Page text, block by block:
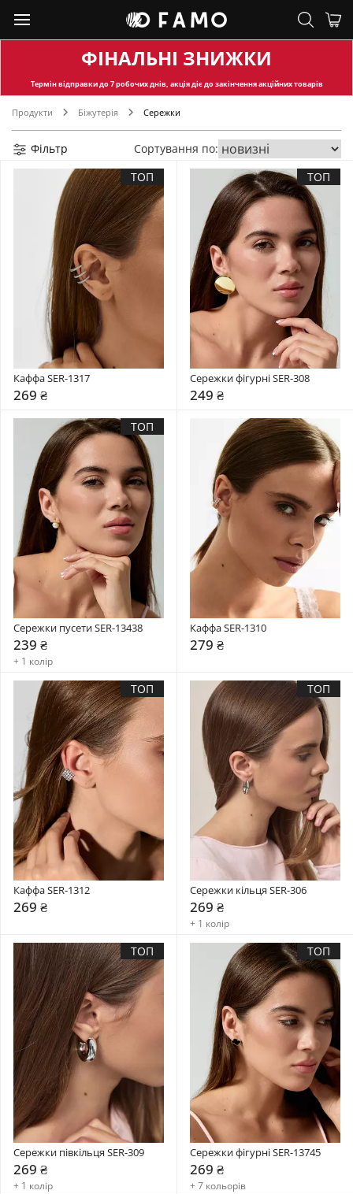
ФІНАЛЬНІ ЗНИЖКИ
Термін відправкидо 7 робочих днів, акція діє до закінчення акційних товарів
Продукти Біжутерія Сережки
Фільтр
Сортування по:
ТОП
Каффа SER-1317
269 ₴
ТОП
Сережки фігурні SER-308
249 ₴
ТОП
Сережки пусети SER-13438
239 ₴
+ 1 колір
Каффа SER-1310
279 ₴
ТОП
Каффа SER-1312
269 ₴
ТОП
Сережки кільця SER-306
269 ₴
+ 1 колір
ТОП
Сережки півкільця SER-309
269 ₴
+ 1 колір
ТОП
Сережки фігурні SER-13745
269 ₴
+ 7 кольорів